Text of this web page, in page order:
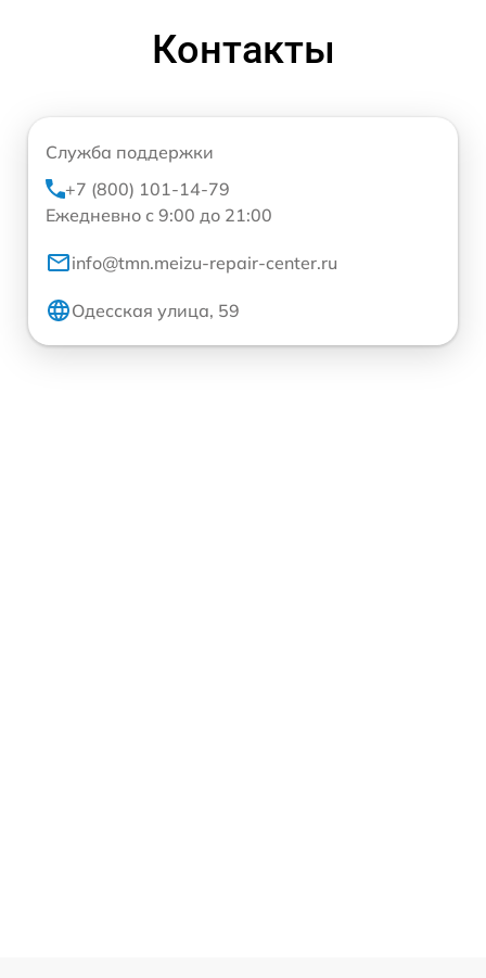
Контакты
Служба поддержки
+7 (800) 101-14-79
Ежедневно с 9:00 до 21:00
info@tmn.meizu-repair-center.ru
Одесская улица, 59